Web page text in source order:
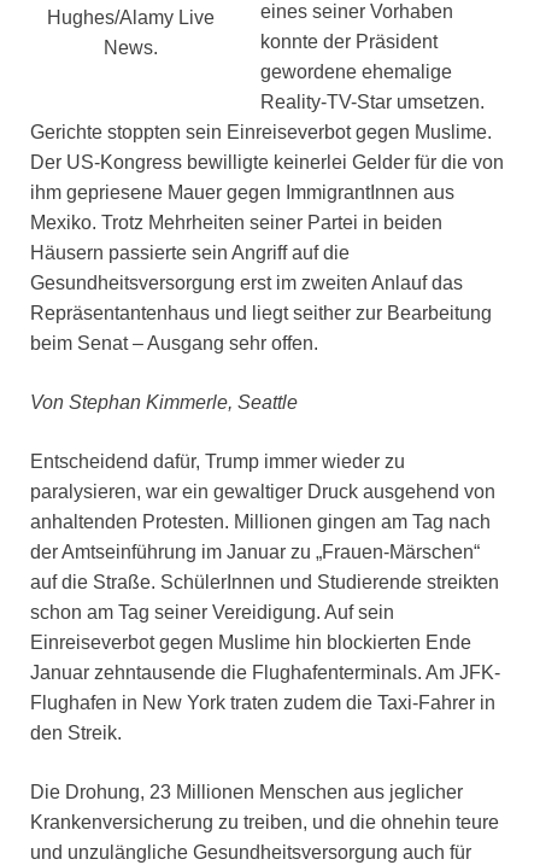
Hughes/Alamy Live
News.
eines seiner Vorhaben
konnte der Präsident
gewordene ehemalige
Reality-TV-Star umsetzen.
Gerichte stoppten sein Einreiseverbot gegen Muslime.
Der US-Kongress bewilligte keinerlei Gelder für die von
ihm gepriesene Mauer gegen ImmigrantInnen aus
Mexiko. Trotz Mehrheiten seiner Partei in beiden
Häusern passierte sein Angriff auf die
Gesundheitsversorgung erst im zweiten Anlauf das
Repräsentantenhaus und liegt seither zur Bearbeitung
beim Senat – Ausgang sehr offen.
Von Stephan Kimmerle, Seattle
Entscheidend dafür, Trump immer wieder zu
paralysieren, war ein gewaltiger Druck ausgehend von
anhaltenden Protesten. Millionen gingen am Tag nach
der Amtseinführung im Januar zu „Frauen-Märschen“
auf die Straße. SchülerInnen und Studierende streikten
schon am Tag seiner Vereidigung. Auf sein
Einreiseverbot gegen Muslime hin blockierten Ende
Januar zehntausende die Flughafenterminals. Am JFK-
Flughafen in New York traten zudem die Taxi-Fahrer in
den Streik.
Die Drohung, 23 Millionen Menschen aus jeglicher
Krankenversicherung zu treiben, und die ohnehin teure
und unzulängliche Gesundheitsversorgung auch für